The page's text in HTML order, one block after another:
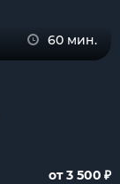
60 мин.
от 3 500 ₽